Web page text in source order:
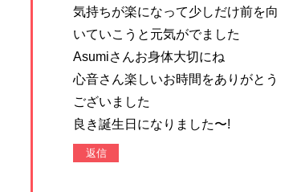
気持ちが楽になって少しだけ前を向
いていこうと元気がでました
Asumiさんお身体大切にね
心音さん楽しいお時間をありがとう
ございました
良き誕生日になりました〜!
返信